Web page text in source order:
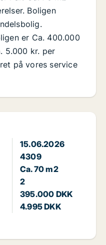
15.06.2026
4309
Ca. 70 m2
2
395.000 DKK
4.995 DKK
Boligen
er Ca. 400.000
5.000 kr. per
på vores service